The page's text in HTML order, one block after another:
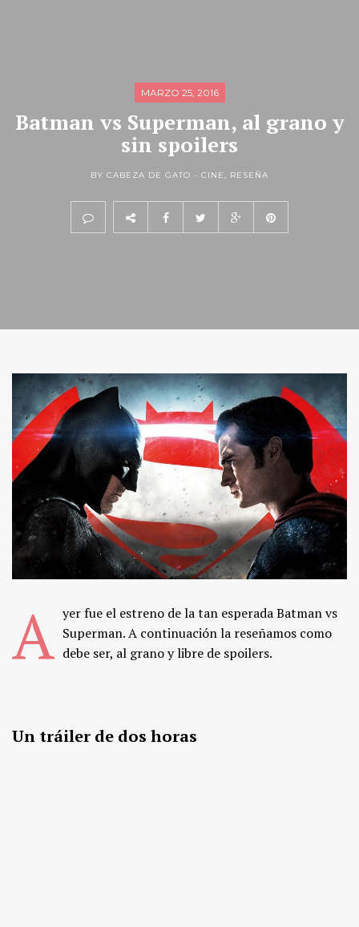
MARZO 25, 2016
Batman vs Superman, al grano y
sin spoilers
BY CABEZA DE GATO - CINE, RESEÑA
A yer fue el estreno de la tan esperada Batman vs
Superman. A continuación la reseñamos como
debe ser, al grano y libre de spoilers.
Un tráiler de dos horas